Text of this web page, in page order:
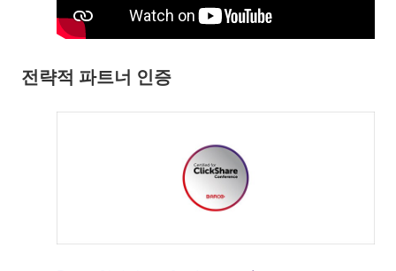
전략적 파트너 인증